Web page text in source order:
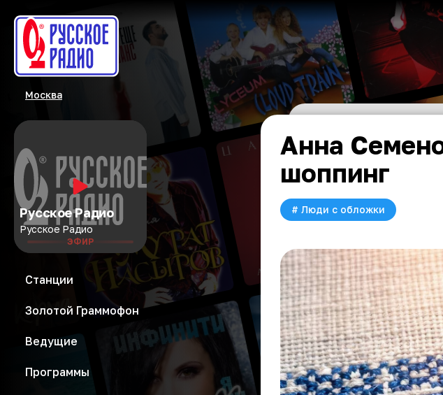
Москва
Русское Радио
Русское Радио
ЭФИР
Станции
Золотой Граммофон
Ведущие
Программы
Анна
шоппинг
# Люди с обложки